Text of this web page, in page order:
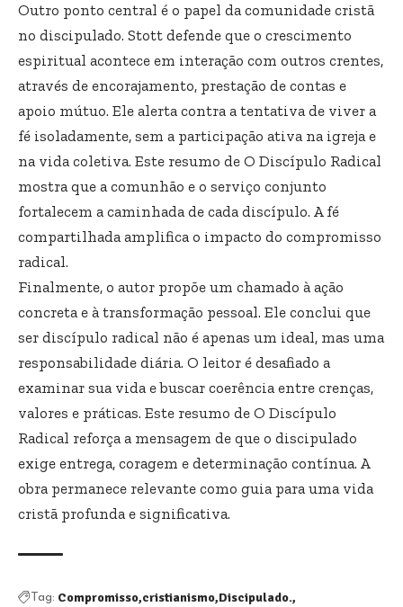
Outro ponto central é o papel da comunidade cristã
no discipulado. Stott defende que o crescimento
espiritual acontece em interação com outros crentes,
através de encorajamento, prestação de contas e
apoio mútuo. Ele alerta contra a tentativa de viver a
fé isoladamente, sem a participação ativa na igreja e
na vida coletiva. Este resumo de O Discípulo Radical
mostra que a comunhão e o serviço conjunto
fortalecem a caminhada de cada discípulo. A fé
compartilhada amplifica o impacto do compromisso
radical.
Finalmente, o autor propõe um chamado à ação
concreta e à transformação pessoal. Ele conclui que
ser discípulo radical não é apenas um ideal, mas uma
responsabilidade diária. O leitor é desafiado a
examinar sua vida e buscar coerência entre crenças,
valores e práticas. Este resumo de O Discípulo
Radical reforça a mensagem de que o discipulado
exige entrega, coragem e determinação contínua. A
obra permanece relevante como guia para uma vida
cristã profunda e significativa.
Tag: Compromisso cristianismo Discipulado.